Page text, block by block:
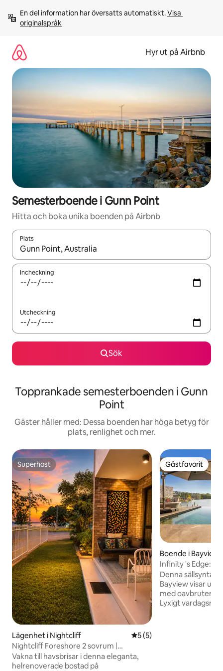
innehåll
En del information har översatts automatiskt. Visa
originalspråk
Hyr ut på Airbnb
Semesterboende i Gunn Point
Hitta och boka unika boenden på Airbnb
Plats
När resultaten är tillgängliga kan du navigera med upp- och
Incheckning
Utcheckning
Sök
Topprankade semesterboenden i Gunn
Point
Gäster håller med: Dessa boenden har höga betyg för
plats, renlighet och mer.
Superhost
Superhost
Lägenhet i Nightcliff 5 av 5 i genomsnittligt
5 (5)
Nightcliff Foreshore 2 sovrum |
Havsutsikt | Vid stranden
Vakna till havsbrisar i denna eleganta,
helrenoverade bostad på
Gästfavorit
Gästfavorit
Boende i Bayview
Infinity 's Edge:
Waterfront Oasis
Denna sällsynta
Bayview visar
med oavbruten
Lyxigt